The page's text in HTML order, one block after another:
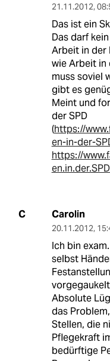
21.11.2012,
Das ist ein
Das darf
Arbeit in der
wie Arbeit in
muss soviel
gibt es
Meint und
der SPD
(https://
en-in-der-
https://
C Carolin
20.11.2012,
Ich bin
selbst
Absolute
das
Stellen, die
Pflegekraft
bedürftige